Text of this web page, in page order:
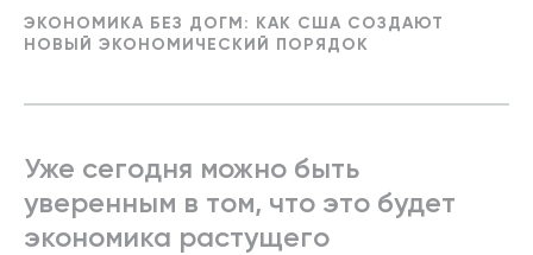
ЭКОНОМИКА БЕЗ ДОГМ: КАК США СОЗДАЮТ
НОВЫЙ ЭКОНОМИЧЕСКИЙ ПОРЯДОК
Уже сегодня можно быть
уверенным в том, что это будет
экономика растущего